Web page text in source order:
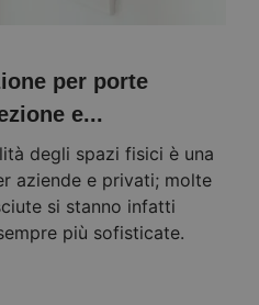
per porte
e...
degli spazi fisici è una
aziende e privati; molte
si stanno infatti
più sofisticate.